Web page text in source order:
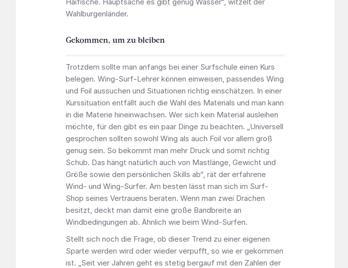
Wahlburgenländer.
Gekommen, um zu bleiben
Trotzdem sollte man anfangs bei einer Surfschule einen Kurs
belegen. Wing-Surf-Lehrer können einweisen, passendes Wing
und Foil aussuchen und Situationen richtig einschätzen. In einer
Kurssituation entfällt auch die Wahl des Materials und man kann
in die Materie hineinwachsen. Wer sich kein Material ausleihen
möchte, für den gibt es ein paar Dinge zu beachten. „Universell
gesprochen sollten sowohl Wing als auch Foil vor allem groß
genug sein. So bekommt man mehr Druck und somit richtig
Schub. Das hängt natürlich auch von Mastlänge, Gewicht und
Größe sowie den persönlichen Skills ab“, rät der erfahrene
Wind- und Wing-Surfer. Am besten lässt man sich im Surf-
Shop seines Vertrauens beraten. Wenn man zwei Drachen
besitzt, deckt man damit eine große Bandbreite an
Windbedingungen ab. Ähnlich wie beim Wind-Surfen.
Stellt sich noch die Frage, ob dieser Trend zu einer eigenen
Sparte werden wird oder wieder verpufft, so wie er gekommen
ist. „Seit vier Jahren geht es stetig bergauf mit den Zahlen der